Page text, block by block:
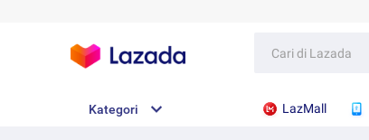
Kategori LazMall